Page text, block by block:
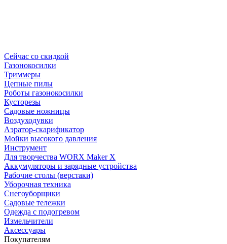
Сейчас со скидкой
Газонокосилки
Триммеры
Цепные пилы
Роботы газонокосилки
Кусторезы
Садовые ножницы
Воздуходувки
Аэратор-скарификатор
Мойки высокого давления
Инструмент
Для творчества WORX Maker X
Аккумуляторы и зарядные устройства
Рабочие столы (верстаки)
Уборочная техника
Снегоуборщики
Садовые тележки
Одежда с подогревом
Измельчители
Аксессуары
Покупателям